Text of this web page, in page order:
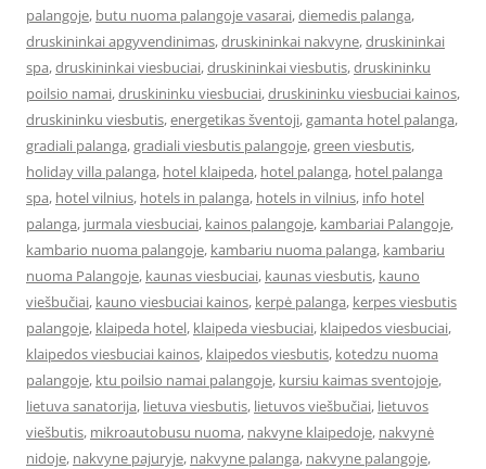
palangoje, butu nuoma palangoje vasarai,diemedis palanga,
druskininkai apgyvendinimas,druskininkai nakvyne,druskininkai
spa,druskininkai viesbuciai,druskininkai viesbutis,druskininku
poilsio namai,druskininku viesbuciai,druskininku viesbuciai kainos,
druskininku viesbutis,energetikas šventoji,gamanta hotel palanga,
gradiali palanga,gradiali viesbutis palangoje,green viesbutis,
holiday villa palanga, hotel klaipeda, hotel palanga, hotel palanga
spa, hotel vilnius, hotels in palanga, hotels in vilnius, info hotel
palanga, jurmala viesbuciai, kainos palangoje, kambariai Palangoje,
kambario nuoma palangoje, kambariu nuoma palanga, kambariu
nuoma Palangoje, kaunas viesbuciai, kaunas viesbutis, kauno
viešbučiai, kauno viesbuciai kainos, kerpė palanga, kerpes viesbutis
palangoje, klaipeda hotel, klaipeda viesbuciai, klaipedos viesbuciai,
klaipedos viesbuciai kainos, klaipedos viesbutis, kotedzu nuoma
palangoje, ktu poilsio namai palangoje, kursiu kaimas sventojoje,
lietuva sanatorija, lietuva viesbutis, lietuvos viešbučiai, lietuvos
viešbutis, mikroautobusu nuoma, nakvyne klaipedoje, nakvynė
nidoje, nakvyne pajuryje, nakvyne palanga, nakvyne palangoje,